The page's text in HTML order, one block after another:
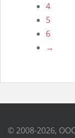
4
5
6
→
© 2008-2026,